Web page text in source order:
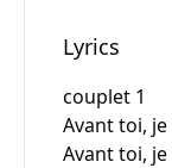
Lyrics
couplet 1
Avant toi,
Avant toi, je